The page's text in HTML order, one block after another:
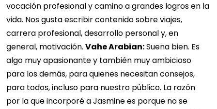
vocación profesional y camino a grandes logros en la
vida. Nos gusta escribir contenido sobre viajes,
carrera profesional, desarrollo personal y, en
general, motivación.Vahe Arabian:Suena bien. Es
algo muy apasionante y también muy ambicioso
para los demás, para quienes necesitan consejos,
para todos, incluso para nuestro público. La razón
por la que incorporé a Jasmine es porque no se